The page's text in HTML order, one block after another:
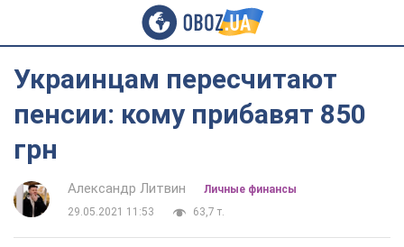
Украинцам пересчитают
пенсии: кому прибавят 850
грн
Александр Литвин
Личные финансы
29.05.2021 11:53
63,7 т.